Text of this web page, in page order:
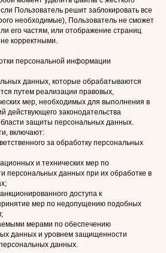
Пользователь решит заблокировать все
необходимые), Пользователь не сможет
его частям, или отображение страниц
корректными.
персональной информации
данных, которые обрабатываются
путем реализации правовых,
мер, необходимых для выполнения в
действующего законодательства
защиты персональных данных.
включают:
за обработку персональных
и технических мер по
персональных данных при их обработке в
доступа к
мер по недопущению подобных
мерами по обеспечению
данных и уровнем защищенности
данных.